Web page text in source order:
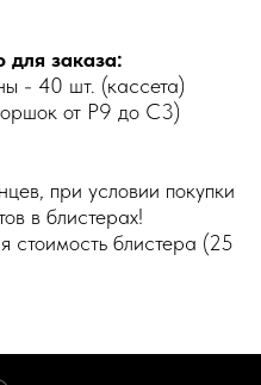
заказа:
- 40 шт. (кассета)
от Р9 до С3)
при условии покупки
в блистерах!
стоимость блистера (25